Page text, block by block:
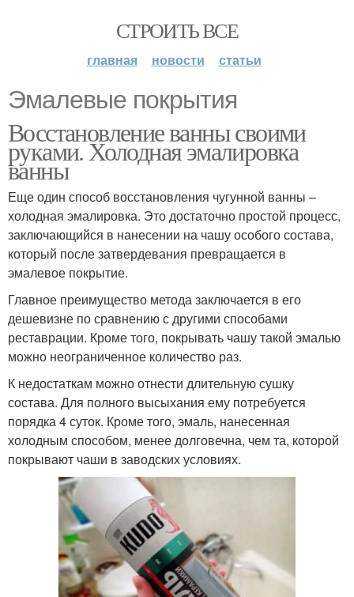
СТРОИТЬ ВСЕ
главная новости статьи
Эмалевые покрытия
Восстановление ванны своими
руками. Холодная эмалировка
ванны
Еще один способ восстановления чугунной ванны –
холодная эмалировка. Это достаточно простой процесс,
заключающийся в нанесении на чашу особого состава,
который после затвердевания превращается в
эмалевое покрытие.
Главное преимущество метода заключается в его
дешевизне по сравнению с другими способами
реставрации. Кроме того, покрывать чашу такой эмалью
можно неограниченное количество раз.
К недостаткам можно отнести длительную сушку
состава. Для полного высыхания ему потребуется
порядка 4 суток. Кроме того, эмаль, нанесенная
холодным способом, менее долговечна, чем та, которой
покрывают чаши в заводских условиях.